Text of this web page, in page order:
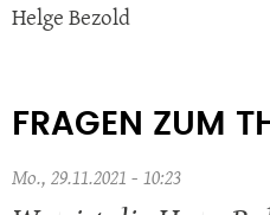
Helge Bezold
FRAGEN ZUM
Mo., 29.11.2021 - 10:23